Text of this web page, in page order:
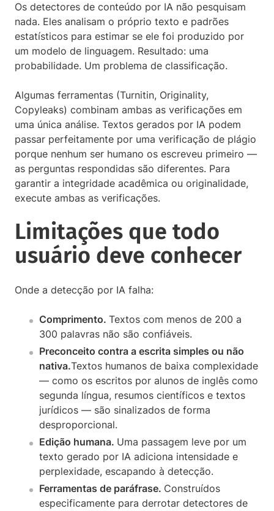
Os detectores de conteúdo por IA não pesquisam
nada. Eles analisam o próprio texto e padrões
estatísticos para estimar se ele foi produzido por
um modelo de linguagem. Resultado: uma
probabilidade. Um problema de classificação.
Algumas ferramentas (Turnitin, Originality,
Copyleaks) combinam ambas as verificações em
uma única análise. Textos gerados por IA podem
passar perfeitamente por uma verificação de plágio
porque nenhum ser humano os escreveu primeiro —
as perguntas respondidas são diferentes. Para
garantir a integridade acadêmica ou originalidade,
execute ambas as verificações.
Limitações que todo
usuário deve conhecer
Onde a detecção por IA falha:
Comprimento. Textos com menos de 200 a
300 palavras não são confiáveis.
Preconceito contra a escrita simples ou não
nativa.Textos humanos de baixa complexidade
— como os escritos por alunos de inglês como
segunda língua, resumos científicos e textos
jurídicos — são sinalizados de forma
desproporcional.
Edição humana. Uma passagem leve por um
texto gerado por IA adiciona intensidade e
perplexidade, escapando à detecção.
Ferramentas de paráfrase. Construídos
especificamente para derrotar detectores de